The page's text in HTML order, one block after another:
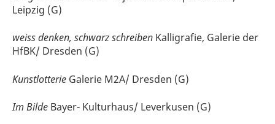
Leipzig (G)
weiss denken, schwarz schreiben Kalligrafie, Galerie der
HfBK/ Dresden (G)
Kunstlotterie Galerie M2A/ Dresden (G)
Im Bilde Bayer- Kulturhaus/ Leverkusen (G)